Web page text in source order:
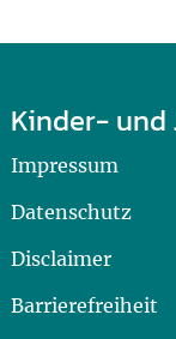
Kinder- und
Impressum
Datenschutz
Disclaimer
Barrierefreiheit